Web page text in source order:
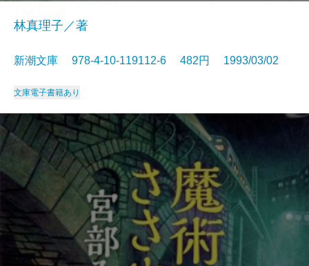
林真理子／著
新潮文庫 978-4-10-119112-6 482円 1993/03/02
文庫電子書籍あり